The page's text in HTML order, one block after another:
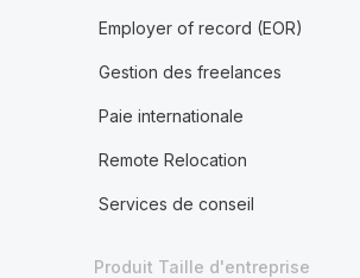
Employer of record (EOR)
Gestion des freelances
Paie internationale
Remote Relocation
Services de conseil
Produit Taille d'entreprise